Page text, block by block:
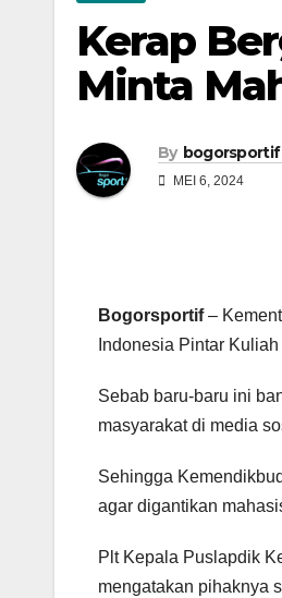
Kerap
Minta
By bogorsportif
MEI 6, 2024
Bogorsportif–
Indonesia Pintar
Sebab baru-baru ini
masyarakat di media
Sehingga
agar digantikan
Plt Kepala Puslapdik
mengatakan pihaknya